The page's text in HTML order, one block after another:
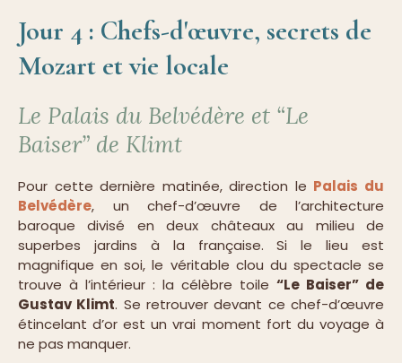
Jour 4 : Chefs-d'œuvre, secrets de
Mozart et vie locale
Le Palais du Belvédère et “Le
Baiser” de Klimt
Pour cette dernière matinée, direction le Palais du
Belvédère, un chef-d’œuvre de l’architecture
baroque divisé en deux châteaux au milieu de
superbes jardins à la française. Si le lieu est
magnifique en soi, le véritable clou du spectacle se
trouve à l’intérieur : la célèbre toile “Le Baiser” de
Gustav Klimt. Se retrouver devant ce chef-d’œuvre
étincelant d’or est un vrai moment fort du voyage à
ne pas manquer.